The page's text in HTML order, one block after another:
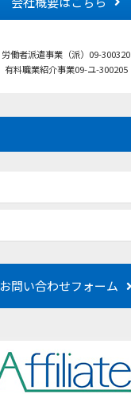
労働者派遣事業（派）09-300320
有料職業紹介事業09-ユ-300205
お問い合わせフォーム